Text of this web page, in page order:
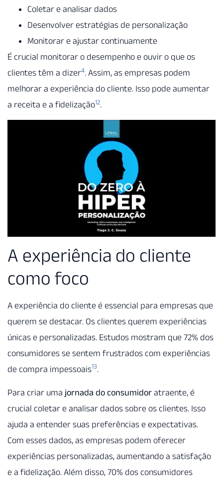
Coletar e analisar dados
Desenvolver estratégias de personalização
Monitorar e ajustar continuamente
É crucial monitorar o desempenho e ouvir o que os
clientes têm a dizer4. Assim, as empresas podem
melhorar a experiência do cliente. Isso pode aumentar
a receita e a fidelização12.
A experiência do cliente
como foco
A experiência do cliente é essencial para empresas que
querem se destacar. Os clientes querem experiências
únicas e personalizadas. Estudos mostram que 72% dos
consumidores se sentem frustrados com experiências
de compra impessoais13.
Para criar uma jornada do consumidor atraente, é
crucial coletar e analisar dados sobre os clientes. Isso
ajuda a entender suas preferências e expectativas.
Com esses dados, as empresas podem oferecer
experiências personalizadas, aumentando a satisfação
e a fidelização. Além disso, 70% dos consumidores